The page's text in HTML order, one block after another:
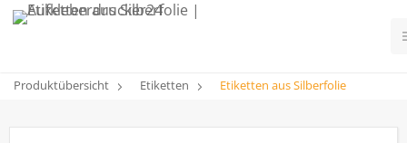
Produktübersicht Etiketten Etiketten aus Silberfolie